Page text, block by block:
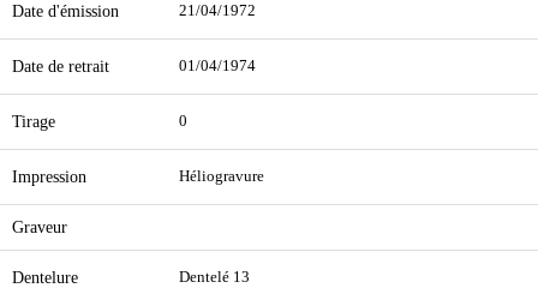
Date d'émission 21/04/1972
Date de retrait 01/04/1974
Tirage 0
Impression Héliogravure
Graveur
Dentelure Dentelé 13